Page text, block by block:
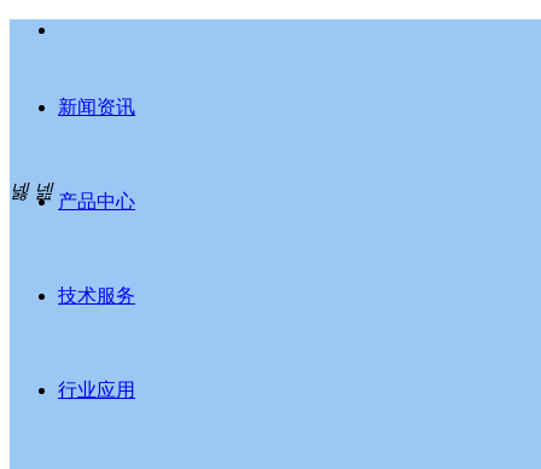
新闻资讯
产品中心
技术服务
行业应用
넳 넲